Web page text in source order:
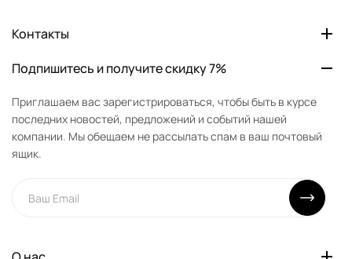
Контакты
Подпишитесь и получите скидку 7%
Приглашаем вас зарегистрироваться, чтобы быть в курсе
последних новостей, предложений и событий нашей
компании. Мы обещаем не рассылать спам в ваш почтовый
ящик.